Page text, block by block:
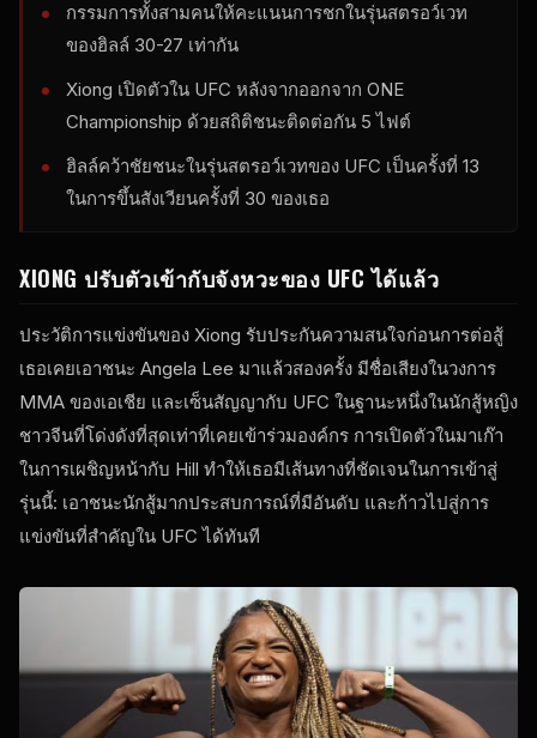
กรรมการทั้งสามคนให้คะแนนการชกในรุ่นสตรอว์เวท
ของฮิลล์ 30-27 เท่ากัน
Xiong เปิดตัวใน UFC หลังจากออกจาก ONE
Championship ด้วยสถิติชนะติดต่อกัน 5 ไฟต์
ฮิลล์คว้าชัยชนะในรุ่นสตรอว์เวทของ UFC เป็นครั้งที่ 13
ในการขึ้นสังเวียนครั้งที่ 30 ของเธอ
XIONG ปรับตัวเข้ากับจังหวะของ UFC ได้แล้ว
ประวัติการแข่งขันของ Xiong รับประกันความสนใจก่อนการต่อสู้
เธอเคยเอาชนะ Angela Lee มาแล้วสองครั้ง มีชื่อเสียงในวงการ
MMA ของเอเชีย และเซ็นสัญญากับ UFC ในฐานะหนึ่งในนักสู้หญิง
ชาวจีนที่โด่งดังที่สุดเท่าที่เคยเข้าร่วมองค์กร การเปิดตัวในมาเก๊า
ในการเผชิญหน้ากับ Hill ทำให้เธอมีเส้นทางที่ชัดเจนในการเข้าสู่
รุ่นนี้: เอาชนะนักสู้มากประสบการณ์ที่มีอันดับ และก้าวไปสู่การ
แข่งขันที่สำคัญใน UFC ได้ทันที